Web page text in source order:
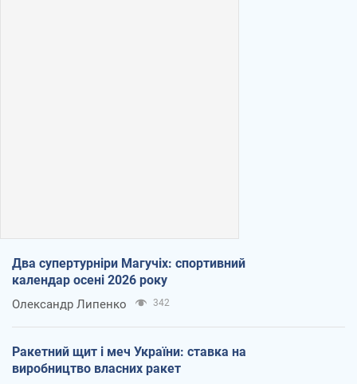
Два супертурніри Магучіх: спортивний
календар осені 2026 року
Олександр Липенко 342
Ракетний щит і меч України: ставка на
виробництво власних ракет